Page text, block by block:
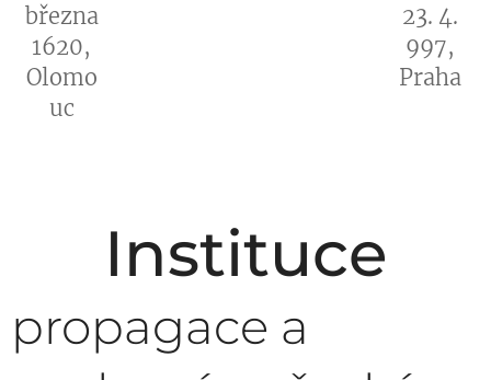
března
1620,
Olomo
uc
23. 4.
997,
Praha
Instituce
propagace a